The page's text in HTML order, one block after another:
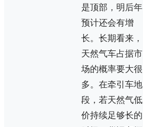
是顶部，明后年
预计还会有增
长。长期看来，
天然气车占据市
场的概率要大很
多。在牵引车地
段，若天然气低
价持续足够长的